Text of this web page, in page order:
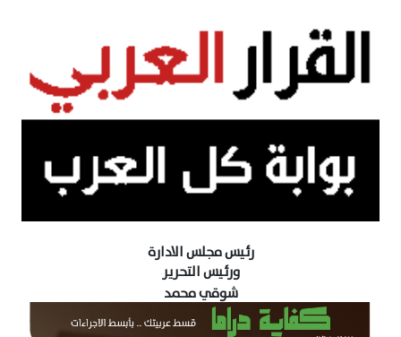
رئيس مجلس الادارة
ورئيس التحرير
شوقي محمد